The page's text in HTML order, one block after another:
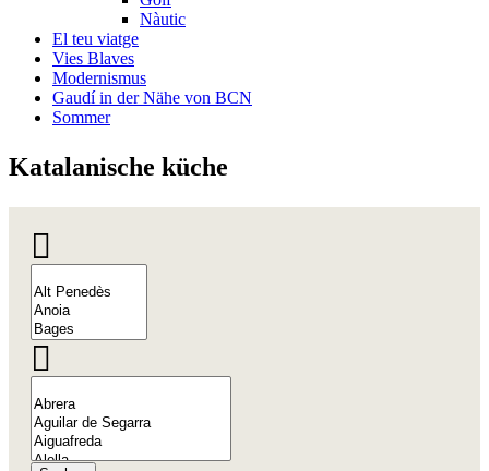
Nàutic
El teu viatge
Vies Blaves
Modernismus
Gaudí in der Nähe von BCN
Sommer
Katalanische küche